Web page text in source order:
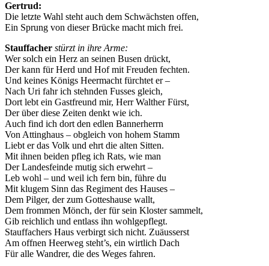
Gertrud:
Die letzte Wahl steht auch dem Schwächsten offen,
Ein Sprung von dieser Brücke macht mich frei.
Stauffacher stürzt in ihre Arme:
Wer solch ein Herz an seinen Busen drückt,
Der kann für Herd und Hof mit Freuden fechten.
Und keines Königs Heermacht fürchtet er –
Nach Uri fahr ich stehnden Fusses gleich,
Dort lebt ein Gastfreund mir, Herr Walther Fürst,
Der über diese Zeiten denkt wie ich.
Auch find ich dort den edlen Bannerherrn
Von Attinghaus – obgleich von hohem Stamm
Liebt er das Volk und ehrt die alten Sitten.
Mit ihnen beiden pfleg ich Rats, wie man
Der Landesfeinde mutig sich erwehrt –
Leb wohl – und weil ich fern bin, führe du
Mit klugem Sinn das Regiment des Hauses –
Dem Pilger, der zum Gotteshause wallt,
Dem frommen Mönch, der für sein Kloster sammelt,
Gib reichlich und entlass ihn wohlgepflegt.
Stauffachers Haus verbirgt sich nicht. Zuäusserst
Am offnen Heerweg steht’s, ein wirtlich Dach
Für alle Wandrer, die des Weges fahren.